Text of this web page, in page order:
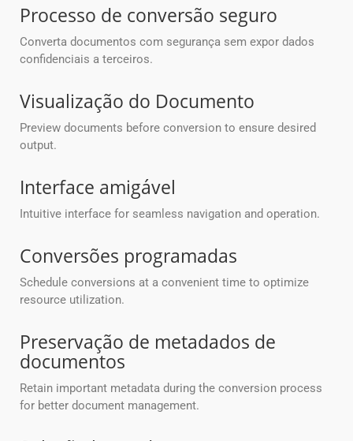
Processo de conversão seguro
Converta documentos com segurança sem expor dados
confidenciais a terceiros.
Visualização do Documento
Preview documents before conversion to ensure desired
output.
Interface amigável
Intuitive interface for seamless navigation and operation.
Conversões programadas
Schedule conversions at a convenient time to optimize
resource utilization.
Preservação de metadados de
documentos
Retain important metadata during the conversion process
for better document management.